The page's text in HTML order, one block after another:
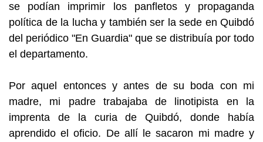
se podían imprimir los panfletos y propaganda
política de la lucha y también ser la sede en Quibdó
del periódico "En Guardia" que se distribuía por todo
el departamento.
Por aquel entonces y antes de su boda con mi
madre, mi padre trabajaba de linotipista en la
imprenta de la curia de Quibdó, donde había
aprendido el oficio. De allí le sacaron mi madre y